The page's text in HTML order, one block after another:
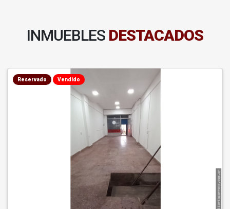
INMUEBLES DESTACADOS
Reservado Vendido